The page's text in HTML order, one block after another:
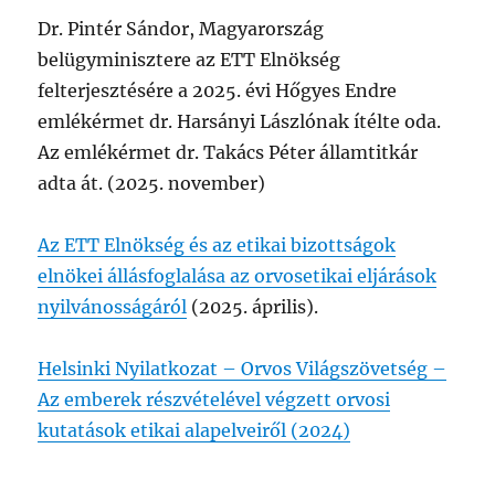
Dr. Pintér Sándor, Magyarország
belügyminisztere az ETT Elnökség
felterjesztésére a 2025. évi Hőgyes Endre
emlékérmet dr. Harsányi Lászlónak ítélte oda.
Az emlékérmet dr. Takács Péter államtitkár
adta át. (2025. november)
Az ETT Elnökség és az etikai bizottságok
elnökei állásfoglalása az orvosetikai eljárások
nyilvánosságáról (2025. április).
Helsinki Nyilatkozat – Orvos Világszövetség –
Az emberek részvételével végzett orvosi
kutatások etikai alapelveiről (2024)